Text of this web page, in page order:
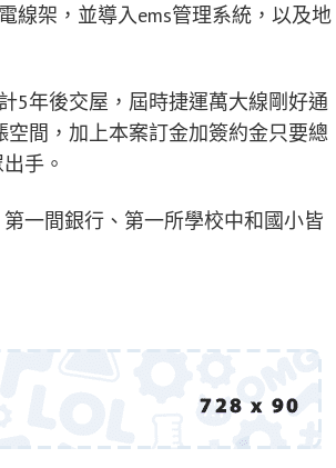
線架，並導入ems管理系統，以及地
5年後交屋，屆時捷運萬大線剛好通
間，加上本案訂金加簽約金只要總
手。
一間銀行、第一所學校中和國小皆